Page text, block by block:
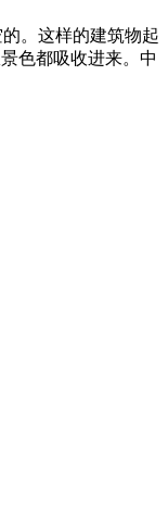
。这样的建筑物起
色都吸收进来。中